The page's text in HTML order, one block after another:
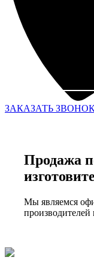
ЗАКАЗАТЬ
Продажа
Мы являемся
производителей